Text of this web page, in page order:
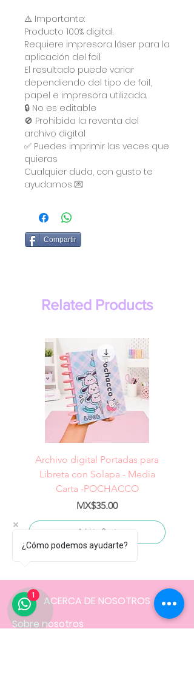
⚠️ Importante:
Producto 100% digital.
Requiere impresora láser para la
aplicación del foil.
El resultado puede variar
dependiendo del tipo de foil,
papel e impresora utilizada.
🔒 No es editable
🚫 Prohibida la reventa del
archivo digital
✅ Puedes imprimir las veces que
quieras
Cualquier duda, con gusto te
ayudamos 💌
Compartir
Related Products
Archivo digital Portadas para
Libreta con Solapa - Media
Carta -POCHACCO
Price
MX$35.00
Add to Cart
ACERCA DE NOSOTROS
Sobre nosotros
¿Cómo podemos ayudarte?
1